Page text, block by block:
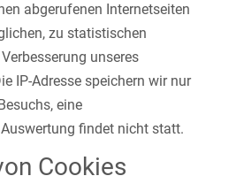
abgerufenen Internetseiten
zu statistischen
unseres
IP-Adresse speichern wir nur
eine
findet nicht statt.
Cookies